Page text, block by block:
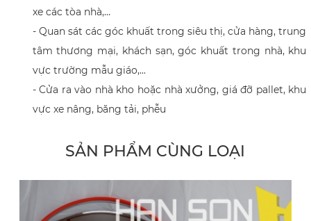
xe các tòa nhà,…
- Quan sát các góc khuất trong siêu thị, cửa hàng, trung
tâm thương mại, khách sạn, góc khuất trong nhà, khu
vực trường mẫu giáo,...
- Cửa ra vào nhà kho hoặc nhà xưởng, giá đỡ pallet, khu
vực xe nâng, băng tải, phễu
SẢN PHẨM CÙNG LOẠI